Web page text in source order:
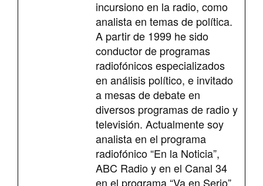
incursiono en la radio, como
analista en temas de política.
A partir de 1999 he sido
conductor de programas
radiofónicos especializados
en análisis político, e invitado
a mesas de debate en
diversos programas de radio y
televisión. Actualmente soy
analista en el programa
radiofónico “En la Noticia”,
ABC Radio y en el Canal 34
en el programa “Va en Serio”,